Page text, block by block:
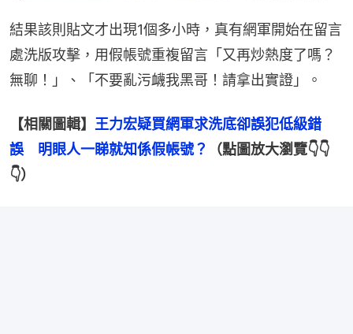
結果該則貼文才出現1個多小時，真有網軍開始在留言
處洗版攻擊，用假帳號重複留言「又再炒熱度了嗎？
無聊！」、「不要亂污衊我黑哥！請拿出實證」。
【相關圖輯】 王力宏疑買網軍求洗底卻誤犯低級錯
誤　明眼人一睇就知係假帳號？
（點圖放大瀏覽👇👇
👇）